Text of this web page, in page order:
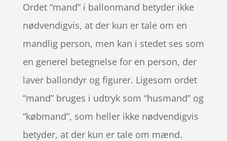
Ordet “mand” i ballonmand betyder ikke
nødvendigvis, at der kun er tale om en
mandlig person, men kan i stedet ses som
en generel betegnelse for en person, der
laver ballondyr og figurer. Ligesom ordet
“mand” bruges i udtryk som “husmand” og
“købmand”, som heller ikke nødvendigvis
betyder, at der kun er tale om mænd.